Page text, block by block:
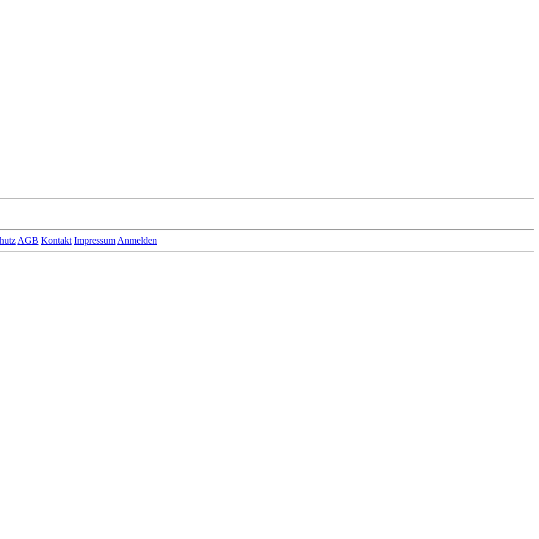
AGB Kontakt Impressum Anmelden